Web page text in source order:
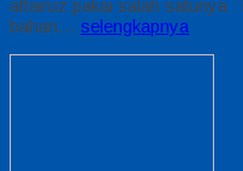
alfairuz pakai salah satunya
bahan… selengkapnya